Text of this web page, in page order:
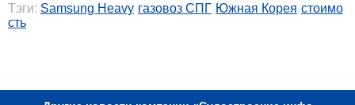
Тэги: Samsung Heavy газовоз СПГ Южная Корея стоимо
сть